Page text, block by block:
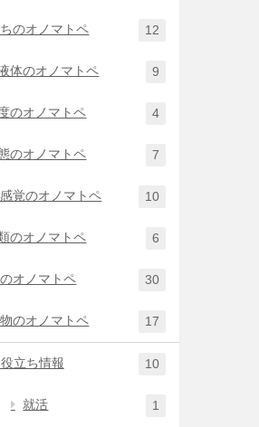
のオノマトペ 12
体のオノマトペ 9
のオノマトペ 4
のオノマトペ 7
覚のオノマトペ 10
のオノマトペ 6
オノマトペ 30
のオノマトペ 17
立ち情報 10
就活 1